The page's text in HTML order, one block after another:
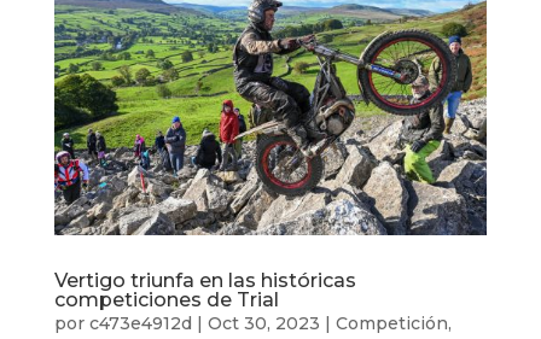
Vertigo triunfa en las históricas
competiciones de Trial
por c473e4912d | Oct 30, 2023 | Competición,